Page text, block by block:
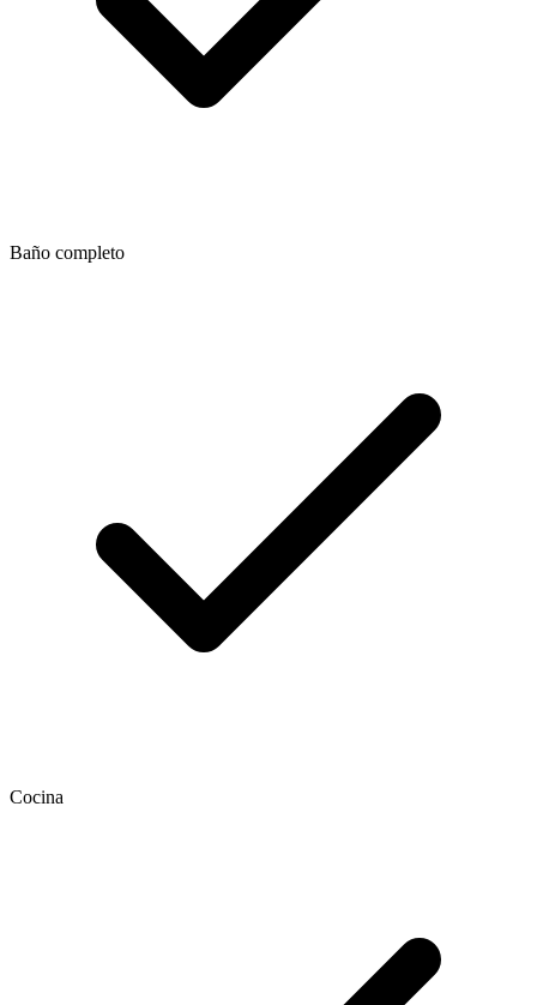
Baño completo
Cocina